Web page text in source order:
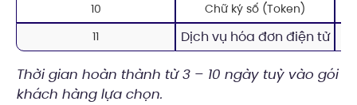
10
Chữ ký số (Token)
11
Dịch vụ hóa đơn điện tử
Thời gian hoàn thành từ 3 – 10 ngày tuỳ vào gói
khách hàng lựa chọn.